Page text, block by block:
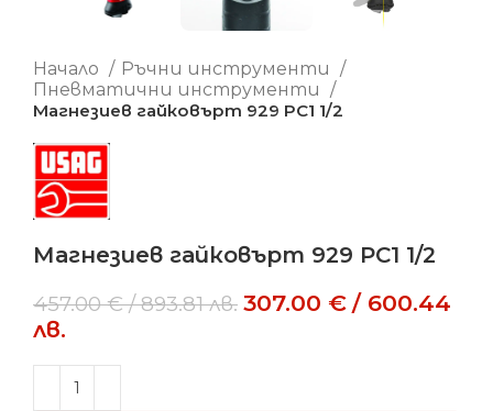
Начало
Ръчни инструменти
Пневматични инструменти
Магнезиев гайковърт 929 PC1 1/2
Магнезиев гайковърт 929 PC1 1/2
457.00€ /893.81лв. 307.00 € / 600.44
лв.